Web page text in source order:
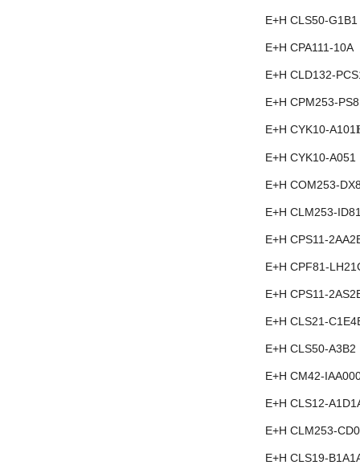
E+H CLS50-G1B1
E+H CPA111-10A
E+H CLD132-
E+H CPM253-
E+H CYK10-A101
E+H CYK10-A051
E+H COM253-
E+H CLM253-
E+H CPS11-
E+H CPF81-
E+H CPS11-
E+H CLS21-
E+H CLS50-A3B2
E+H CM42-
E+H CLS12-
E+H CLM253-
E+H CLS19-